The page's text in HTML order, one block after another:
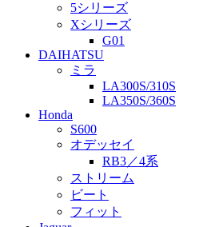
5シリーズ
Xシリーズ
G01
DAIHATSU
ミラ
LA300S/310S
LA350S/360S
Honda
S600
オデッセイ
RB3／4系
ストリーム
ビート
フィット